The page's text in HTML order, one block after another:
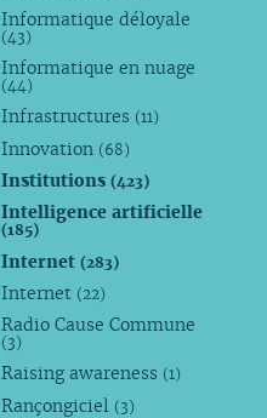
Informatique déloyale
(43)
Informatique en nuage
(44)
Infrastructures (11)
Innovation (68)
Institutions(423)
Intelligence artificielle
(185)
Internet(283)
Internet (22)
Radio Cause Commune
(3)
Raising awareness (1)
Rançongiciel (3)